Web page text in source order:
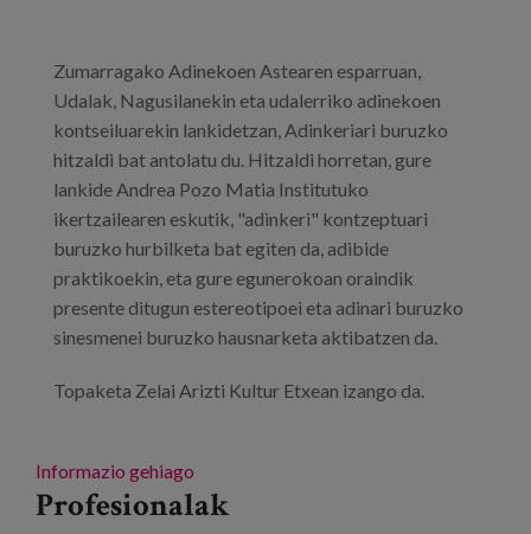
Zumarragako Adinekoen Astearen esparruan,
Udalak, Nagusilanekin eta udalerriko adinekoen
kontseiluarekin lankidetzan, Adinkeriari buruzko
hitzaldi bat antolatu du. Hitzaldi horretan, gure
lankide Andrea Pozo Matia Institutuko
ikertzailearen eskutik, "adinkeri" kontzeptuari
buruzko hurbilketa bat egiten da, adibide
praktikoekin, eta gure egunerokoan oraindik
presente ditugun estereotipoei eta adinari buruzko
sinesmenei buruzko hausnarketa aktibatzen da.
Topaketa Zelai Arizti Kultur Etxean izango da.
Informazio gehiago
Profesionalak